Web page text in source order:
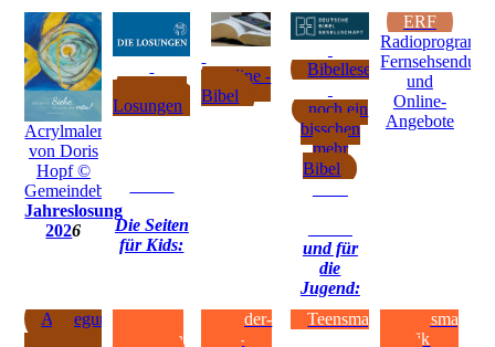
Acrylmalerei
von Doris
Hopf ©
Gemeindebriefdruckerei.de
Jahreslosung
2026
tägliche
Losungen
Die Seiten
für Kids:
online -
Bibel
Bibellesepläne
noch ein
bisschen
mehr
Bibel
und für
die
Jugend:
ERF
und
Online-
Angebote
Auslegung
entdecken
Kinder-
Bibel-
Teensmag
Teensmag
auf Tik